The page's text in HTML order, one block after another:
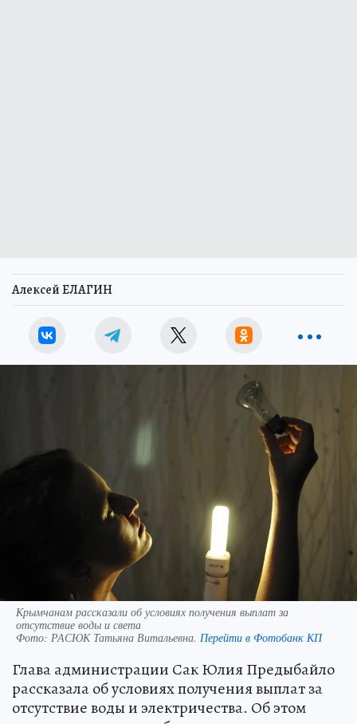
Алексей ЕЛАГИН
Крымчанам рассказали об условиях получения выплат за
отсутствие воды и света
Фото: РАСЮК Татьяна Витальевна. Перейти в Фотобанк КП
Глава администрации Сак Юлия Предыбайло
рассказала об условиях получения выплат за
отсутствие воды и электричества. Об этом